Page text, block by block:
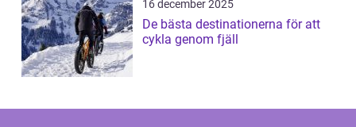
16 december 2025
De bästa destinationerna för att
cykla genom fjäll